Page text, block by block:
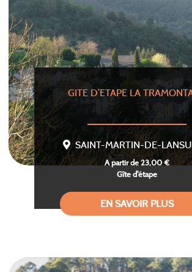
GITE D’ETAPE LA
SAINT-MARTIN-DE-
A partir de 23,00 €
Gîte d'étape
EN SAVOIR PLUS